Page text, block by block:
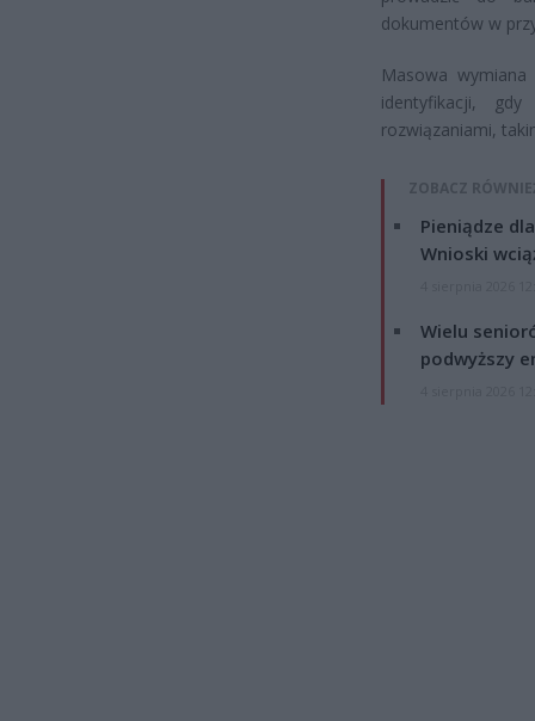
dokumentów w
Masowa
identyfikacji,
rozwiązaniami,
ZOBACZ
Pieniądze
Wnioski
Wielu
podwyższy